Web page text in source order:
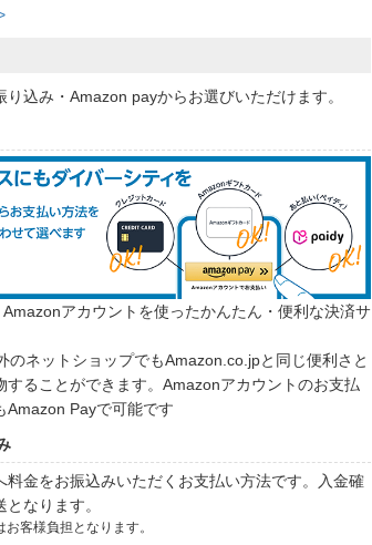
り込み・Amazon payからお選びいただけます。
アカウントを使ったかんたん・便利な決済サ
のネットショップでもAmazon.co.jpと同じ便利さと
することができます。Amazonアカウントのお支払
Amazon Payで可能です
料金をお振込みいただくお支払い方法です。入金確
なります。
客様負担となります。